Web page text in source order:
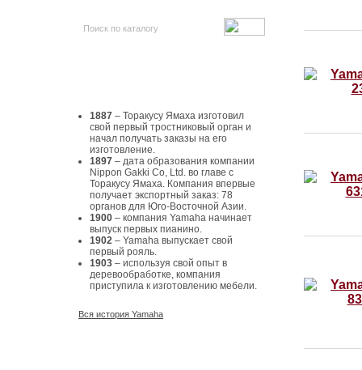
1887 – Торакусу Ямаха изготовил
свой первый тростниковый орган и
начал получать заказы на его
изготовление.
1897 – дата образования компании
Nippon Gakki Co, Ltd. во главе с
Торакусу Ямаха. Компания впервые
получает экспортный заказ: 78
органов для Юго-Восточной Азии.
1900 – компания Yamaha начинает
выпуск первых пианино.
1902 – Yamaha выпускает свой
первый рояль.
1903 – используя свой опыт в
деревообработке, компания
приступила к изготовлению мебели.
Вся история Yamaha